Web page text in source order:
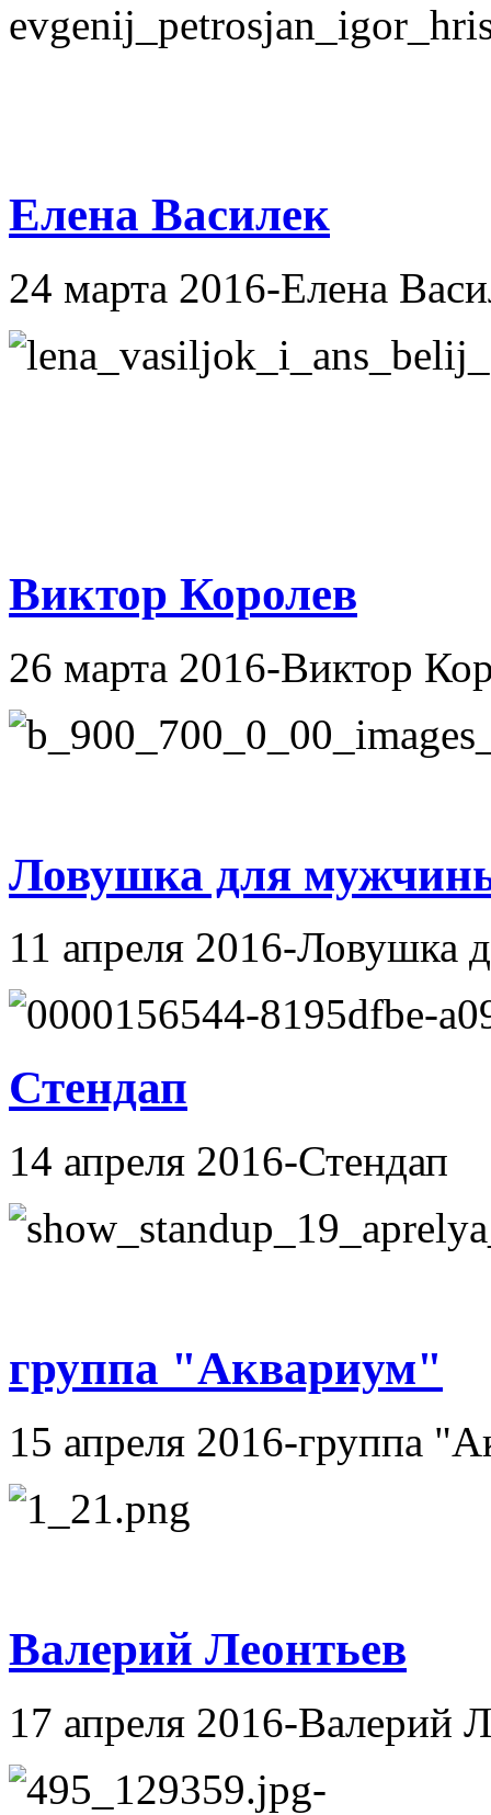
Елена Василек
24 марта 2016-Елена
Виктор Королев
26 марта 2016-Виктор
Ловушка для
11 апреля 2016-Ловушка
Стендап
14 апреля 2016-Стендап
группа "Аквариум"
15 апреля 2016-группа
Валерий Леонтьев
17 апреля 2016-Валерий
-